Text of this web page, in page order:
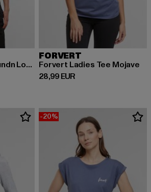
Forvert T-Shirt Roundn Lompoc
EUR 29,99 EUR
FORVERT
Forvert Ladies Tee Mojave
28,99 EUR
Derzeitiger Preis: 28,99 EUR
-20%